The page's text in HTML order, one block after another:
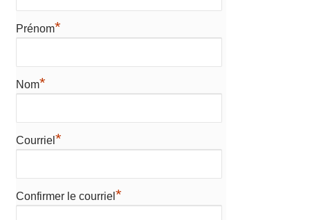
Prénom*
Nom*
Courriel *
Confirmer le courriel *